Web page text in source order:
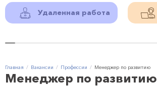
Удаленная работа
Главная Вакансии Профессии Менеджер по развитию
Менеджер по развитию